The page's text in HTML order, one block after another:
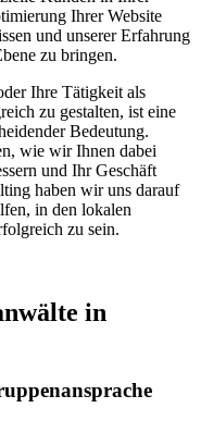
Ihrer Website
und unserer Erfahrung
zu bringen.
Ihre Tätigkeit als
zu gestalten, ist eine
Bedeutung.
wie wir Ihnen dabei
und Ihr Geschäft
haben wir uns darauf
in den lokalen
zu sein.
in